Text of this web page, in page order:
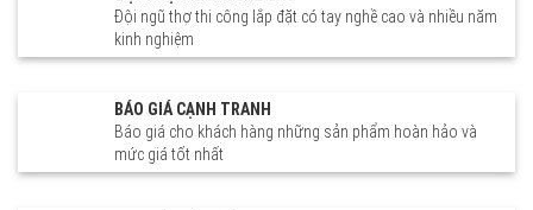
Nguyên Vĩnh Bảo Bạch Long Vĩ
Cát Hải
Đội ngũ thợ thi công lắp đặt có tay nghề cao và nhiều năm
kinh nghiệm
BÁO GIÁ CẠNH TRANH
Báo giá cho khách hàng những sản phẩm hoàn hảo và
mức giá tốt nhất